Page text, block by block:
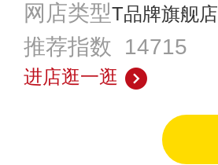
网店类型T品牌旗舰店
推荐指数 14715
进店逛一逛